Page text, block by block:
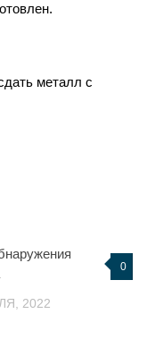
металл с
0
2022